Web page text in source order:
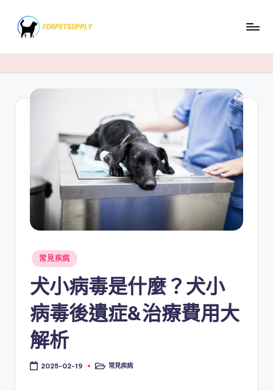
content
Posted
in
常見疾病
犬小病毒是什麼？犬小
病毒後遺症&治療費用大
解析
2025-02-19
Posted常見疾病